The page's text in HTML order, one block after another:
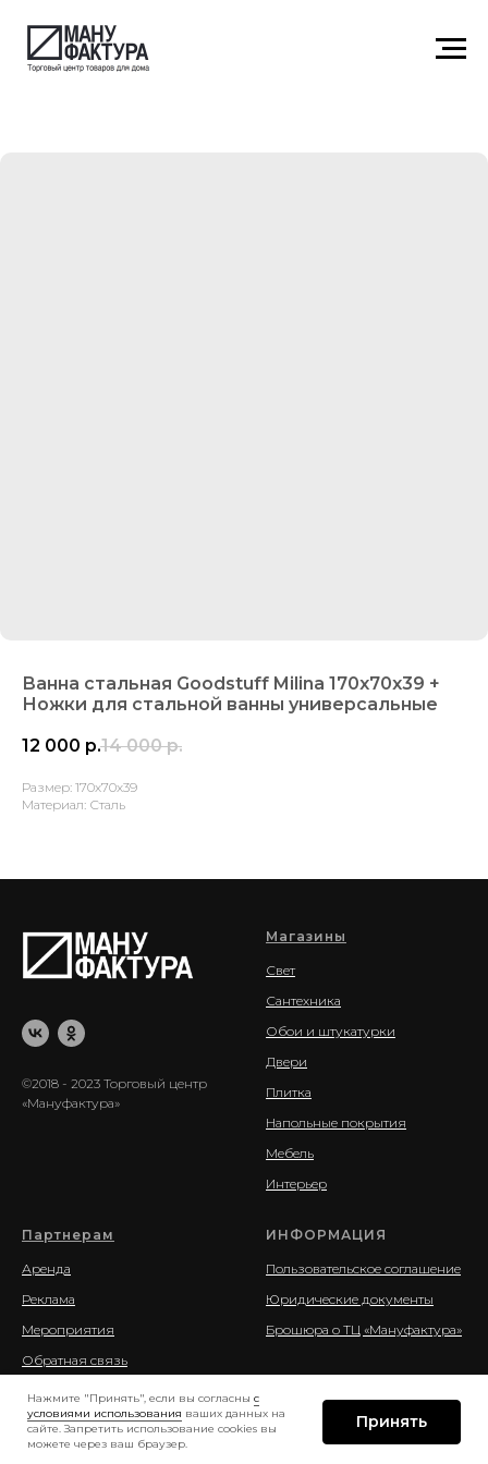
Нажмите "Принять", если вы согласны с
условиями использования ваших данных на
сайте. Запретить использование cookies вы
можете через ваш браузер.
Принять
Ванна стальная Goodstuff Milina 170х70х39 +
Ножки для стальной ванны универсальные
12 000 р.14 000 р.
Размер: 170х70х39
Материал: Сталь
©2018 - 2023 Торговый центр
«Мануфактура»
Магазины
Свет
Сантехника
Обои и штукатурки
Двери
Плитка
Напольные покрытия
Мебель
Интерьер
Партнерам
Аренда
Реклама
Мероприятия
Обратная связь
ИНФОРМАЦИЯ
Пользовательское соглашение
Юридические документы
Брошюра о ТЦ «Мануфактура»